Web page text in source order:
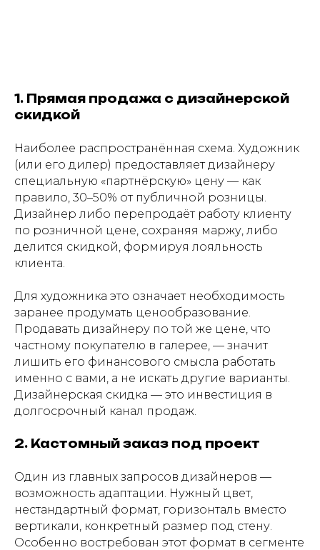
1. Прямая продажа с дизайнерской
скидкой
Наиболее распространённая схема. Художник
(или его дилер) предоставляет дизайнеру
специальную «партнёрскую» цену — как
правило, 30–50% от публичной розницы.
Дизайнер либо перепродаёт работу клиенту
по розничной цене, сохраняя маржу, либо
делится скидкой, формируя лояльность
клиента.
Для художника это означает необходимость
заранее продумать ценообразование.
Продавать дизайнеру по той же цене, что
частному покупателю в галерее, — значит
лишить его финансового смысла работать
именно с вами, а не искать другие варианты.
Дизайнерская скидка — это инвестиция в
долгосрочный канал продаж.
2. Кастомный заказ под проект
Один из главных запросов дизайнеров —
возможность адаптации. Нужный цвет,
нестандартный формат, горизонталь вместо
вертикали, конкретный размер под стену.
Особенно востребован этот формат в сегменте